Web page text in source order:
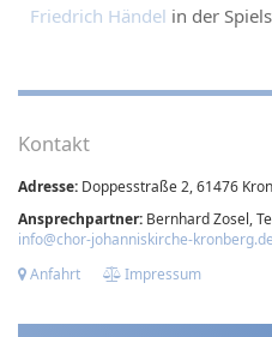
Friedrich Händel in der
Kontakt
Adresse: Doppesstraße 2, 61476
Ansprechpartner: Bernhard Zosel,
info@chor-johanniskirche-kronberg.de
Anfahrt
Impressum